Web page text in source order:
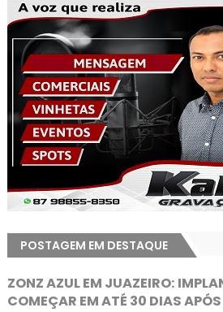
POSTAGEM EM DESTAQUE
ZONZ AZUL EM JUAZEIRO:
COMEÇAR EM ATÉ 30 DIAS